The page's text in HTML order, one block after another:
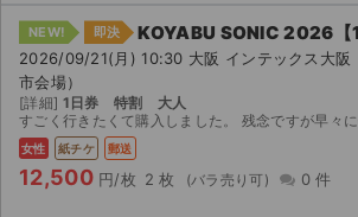
NEW! 即決 KOYABU SONIC 2026【1
2026/09/21(月) 10:30 大阪 インテックス大阪
市会場）
[詳細] 1日券 特割 大人
すごく行きたくて購入しました。 残念ですが早々に仕事が入ってしまい行けなくなりました。 今回初めてチケジャムに
女性 紙チケ 郵送
12,500 円/枚 2 枚 0 件